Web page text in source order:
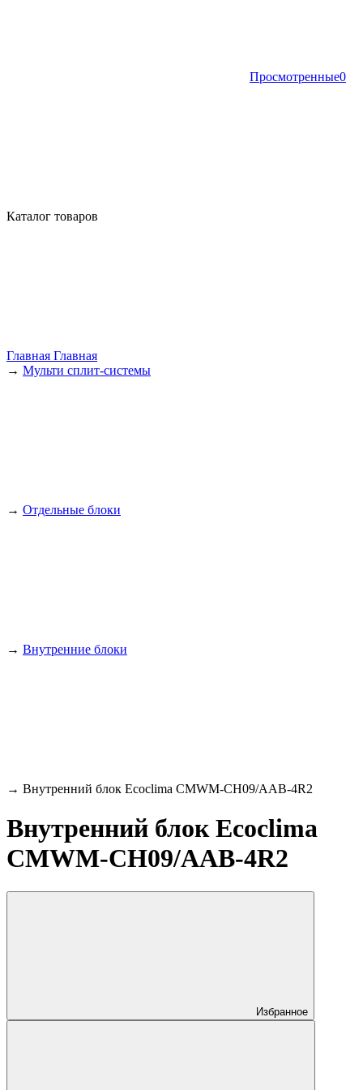
Просмотренные0
Каталог товаров
Главная Главная
→ Мульти сплит-системы
→ Отдельные блоки
→ Внутренние блоки
→ Внутренний блок Ecoclima CMWM-CH09/AAB-4R2
Внутренний блок Ecoclima
CMWM-CH09/AAB-4R2
Избранное